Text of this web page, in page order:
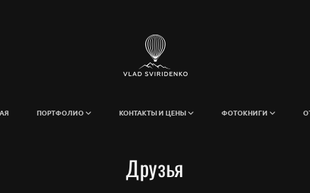
ПОРТФОЛИО КОНТАКТЫ И ЦЕНЫ ФОТОКНИГИ
Друзья